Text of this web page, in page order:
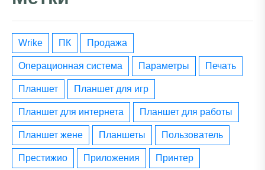
wrike ПК Продажа
операционная система параметры печать
планшет планшет для игр
планшет для интернета планшет для работы
планшет жене планшеты пользователь
престижио приложения принтер